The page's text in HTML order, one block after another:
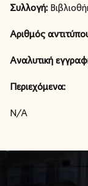
Συλλογή:
Αριθμός
Αναλυτική
Περιεχόμενα:
N/A